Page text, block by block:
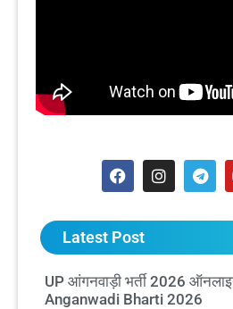
Latest Post
UP आंगनवाड़ी भर्ती 2026
Anganwadi Bharti 2026